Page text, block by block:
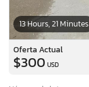
13 Hours, 21 Minutes
Oferta Actual
$300 USD